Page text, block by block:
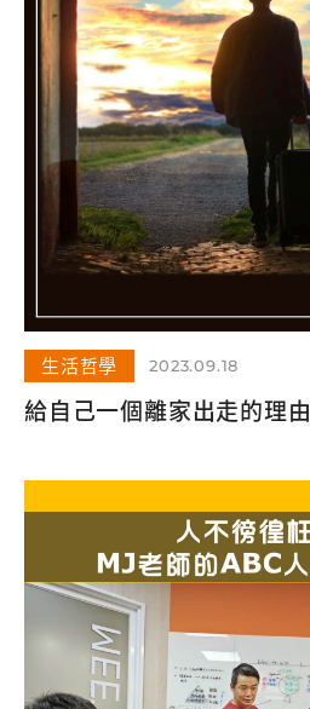
生活哲學 2023.09.18
給自己一個離家出走的理由